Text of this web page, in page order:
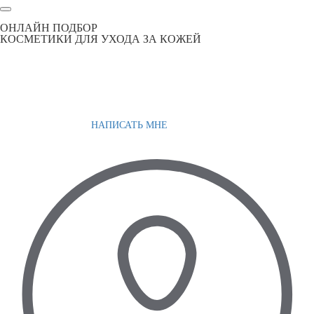
ОНЛАЙН ПОДБОР
КОСМЕТИКИ ДЛЯ УХОДА ЗА КОЖЕЙ
НАПИСАТЬ МНЕ